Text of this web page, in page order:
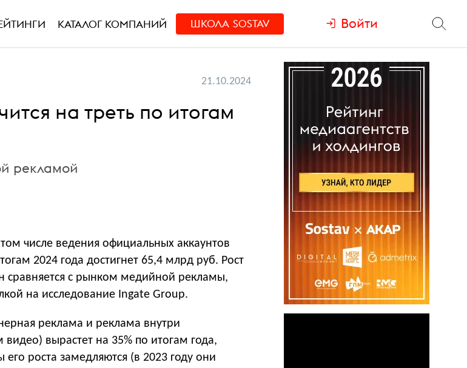
КАТАЛОГ КОМПАНИЙ ШКОЛА SOSTAV Войти
21.10.2024
на треть по итогам
рекламой
числе ведения официальных аккаунтов
2024 года достигнет 65,4 млрд руб. Рост
сравняется с рынком медийной рекламы,
на исследование Ingate Group.
реклама и реклама внутри
вырастет на 35% по итогам года,
роста замедляются (в 2023 году они